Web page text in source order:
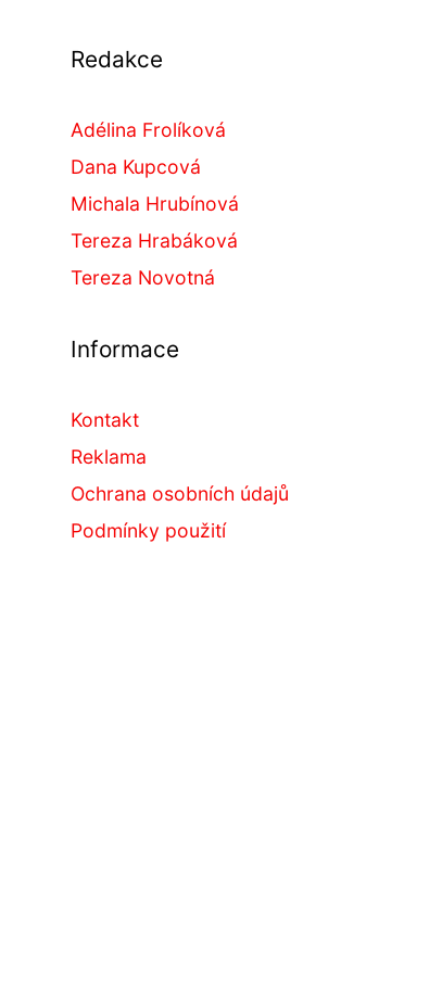
Redakce
Adélina Frolíková
Dana Kupcová
Michala Hrubínová
Tereza Hrabáková
Tereza Novotná
Informace
Kontakt
Reklama
Ochrana osobních údajů
Podmínky použití